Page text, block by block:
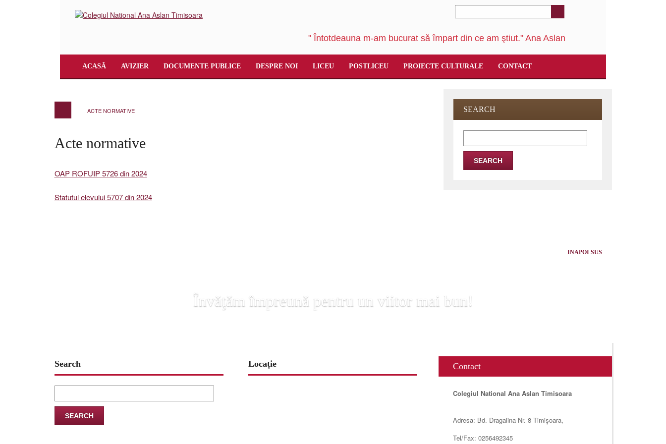
" Întotdeauna m-am bucurat să împart din ce am ştiut." Ana Aslan
ACASĂ AVIZIER DOCUMENTE PUBLICE DESPRE NOI LICEU POSTLICEU PROIECTE CULTURALE CONTACT
ACTE NORMATIVE
Acte normative
OAP ROFUIP 5726 din 2024
Statutul elevului 5707 din 2024
SEARCH
for:
INAPOI SUS
Învăţăm împreună pentru un viitor mai bun!
Search
for:
Locație Contact
Colegiul National Ana Aslan Timisoara
Adresa: Bd. Dragalina Nr. 8 Timișoara,
Tel/Fax: 0256492345